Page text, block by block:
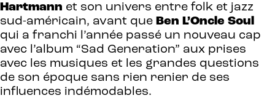
Hartmann et son univers entre folk et jazz
sud-américain, avant que Ben L’Oncle Soul
qui a franchi l’année passé un nouveau cap
avec l’album “Sad Generation” aux prises
avec les musiques et les grandes questions
de son époque sans rien renier de ses
influences indémodables.